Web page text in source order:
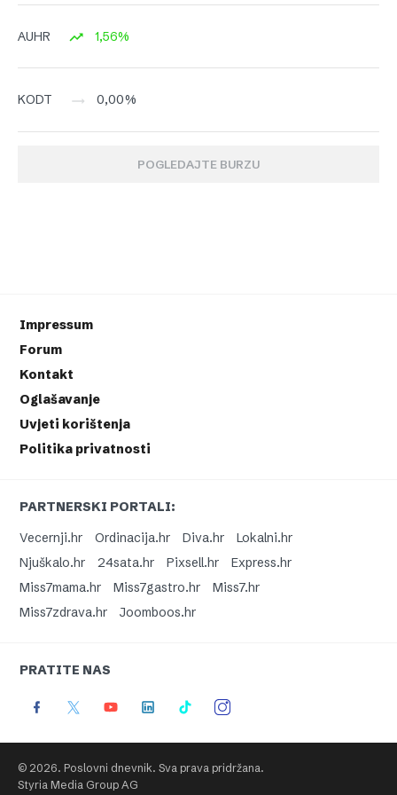
AUHR 1,56%
KODT 0,00%
POGLEDAJTE BURZU
Impressum
Forum
Kontakt
Oglašavanje
Uvjeti korištenja
Politika privatnosti
PARTNERSKI PORTALI:
Vecernji.hr
Ordinacija.hr Diva.hr
Lokalni.hr
Njuškalo.hr
24sata.hr Pixsell.hr
Express.hr
Miss7mama.hr
Miss7gastro.hr
Miss7.hr
Miss7zdrava.hr
Joomboos.hr
PRATITE NAS
© 2026. Poslovni dnevnik. Sva prava pridržana.
Styria Media Group AG